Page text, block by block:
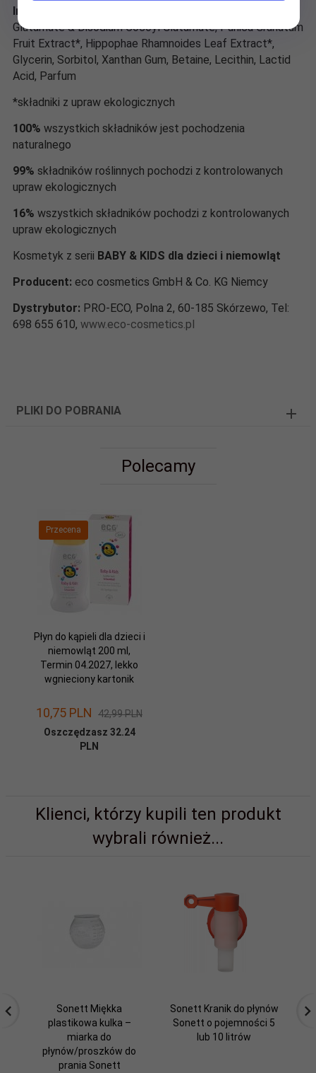
Ingredients INCI:
Glutamate & Disodium Cocoyl Glutamate, Punica Granatum
Fruit Extract*, Hippophae Rhamnoides Leaf Extract*,
Glycerin, Sorbitol, Xanthan Gum, Betaine, Lecithin, Lactid
Acid, Parfum
*składniki z upraw ekologicznych
100% wszystkich składników jest pochodzenia
naturalnego
99% składników roślinnych pochodzi z kontrolowanych
upraw ekologicznych
16% wszystkich składników pochodzi z kontrolowanych
upraw ekologicznych
Kosmetyk z serii BABY & KIDS dla dzieci i niemowląt
Producent: eco cosmetics GmbH & Co. KG Niemcy
Dystrybutor: PRO-ECO, Polna 2, 60-185 Skórzewo, Tel:
698 655 610, www.eco-cosmetics.pl
PLIKI DO POBRANIA
Polecamy
Przecena
Płyn do kąpieli dla dzieci i
niemowląt 200 ml,
Termin 04.2027, lekko
wgnieciony kartonik
10,75 PLN
42,99 PLN
Oszczędzasz 32.24
PLN
Klienci, którzy kupili ten produkt
wybrali również...
Sonett Miękka
plastikowa kulka –
miarka do
płynów/proszków do
prania Sonett
Sonett Kranik do płynów
Sonett o pojemności 5
lub 10 litrów